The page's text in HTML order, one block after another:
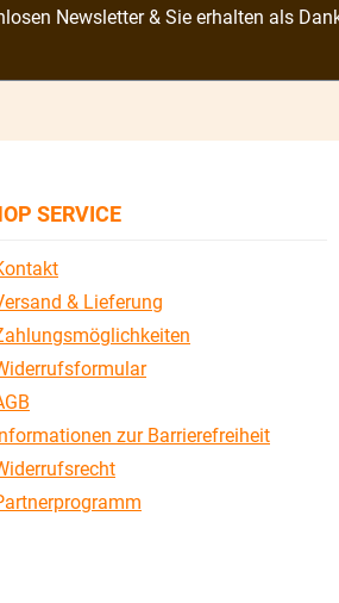
Newsletter & Sie erhalten als
SERVICE
& Lieferung
zur Barrierefreiheit